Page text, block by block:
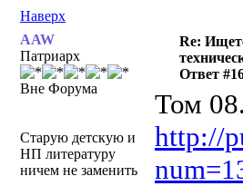
Наверх
AAW
Патриарх
Вне Форума
Старую детскую и
НП литературу
ничем не заменить
Re:
Ответ
Том
http://